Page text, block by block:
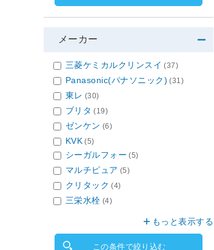
メーカー
三菱ケミカルクリンスイ (37)
Panasonic(パナソニック) (31)
東レ (30)
ブリタ (19)
ゼンケン (6)
KVK (5)
シーガルフォー (5)
マルチピュア (5)
クリタック (4)
三栄水栓 (4)
もっと表示する
この条件で絞り込む